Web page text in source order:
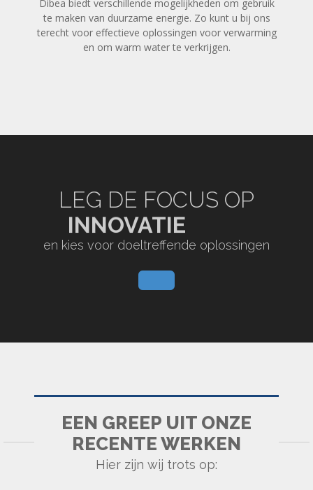
Dibea biedt verschillende mogelijkheden om gebruik
te maken van duurzame energie. Zo kunt u bij ons
terecht voor effectieve oplossingen voor verwarming
en om warm water te verkrijgen.
LEG DE FOCUS OP
INNOVATIE
DUURZAAMHEID
en kies voor doeltreffende oplossingen
EEN GREEP UIT ONZE
RECENTE WERKEN
Hier zijn wij trots op:
PARTICULIER WOONHUIS IN HEERLEN